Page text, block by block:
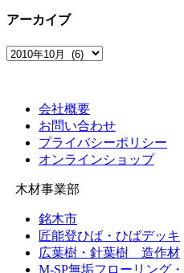
の
ペ
ー
ジ
ー
アーカイブ
ア
会社概要
お問い合わせ
プライバシーポリシー
オンラインショップ
木材事業部
銘木市
匠能登ひば・ひばデッキ
広葉樹・針葉樹 造作材
M-SP無垢フローリング